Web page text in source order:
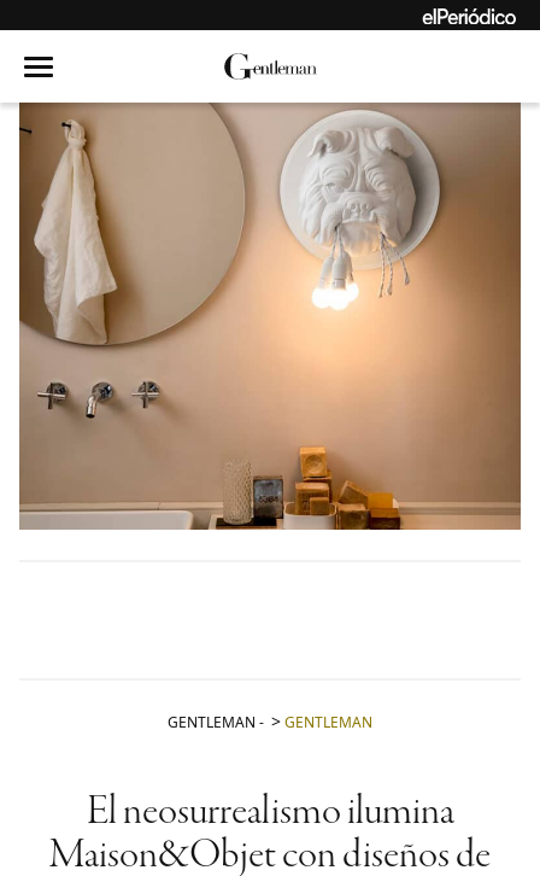
GENTLEMAN - GENTLEMAN
El neosurrealismo ilumina
Maison&Objet con diseños de